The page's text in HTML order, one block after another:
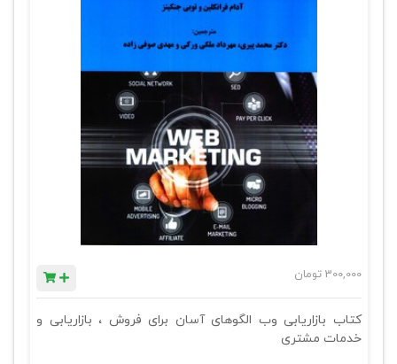
300,000 تومان
کتاب بازاریابی وب الگوهای آسان برای فروش ، بازاریابی و
خدمات مشتری